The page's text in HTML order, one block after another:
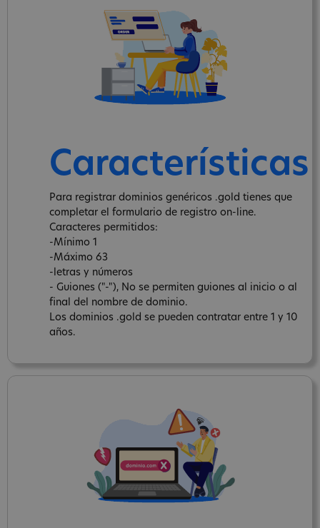
Características
Para registrar dominios genéricos .gold tienes que
completar el formulario de registro on-line.
Caracteres permitidos:
-Mínimo 1
-Máximo 63
-letras y números
- Guiones ("-"), No se permiten guiones al inicio o al
final del nombre de dominio.
Los dominios .gold se pueden contratar entre 1 y 10
años.